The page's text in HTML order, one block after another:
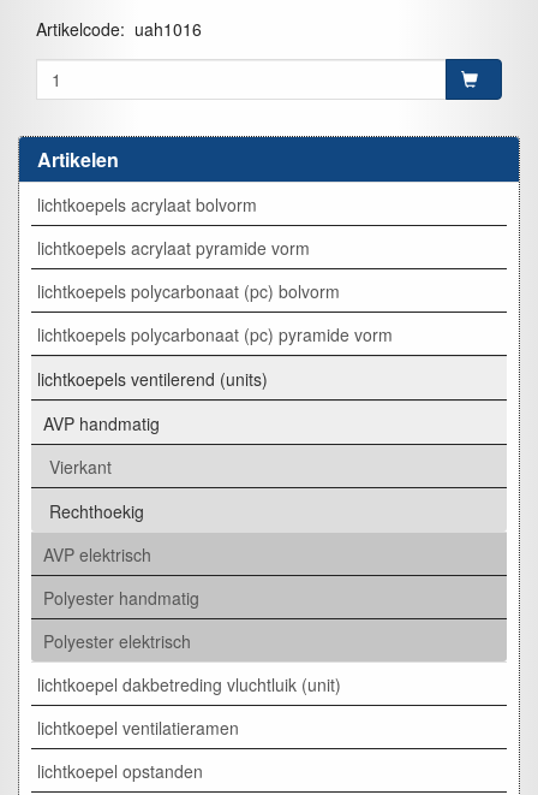
Artikelen
lichtkoepels acrylaat bolvorm
lichtkoepels acrylaat pyramide vorm
lichtkoepels polycarbonaat (pc) bolvorm
lichtkoepels polycarbonaat (pc) pyramide vorm
lichtkoepels ventilerend (units)
AVP handmatig
Vierkant
Rechthoekig
AVP elektrisch
Polyester handmatig
Polyester elektrisch
lichtkoepel dakbetreding vluchtluik (unit)
lichtkoepel ventilatieramen
lichtkoepel opstanden
Artikelcode: uah1016